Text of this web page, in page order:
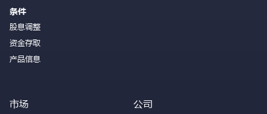
条件
股息调整
资金存取
产品信息
市场 公司